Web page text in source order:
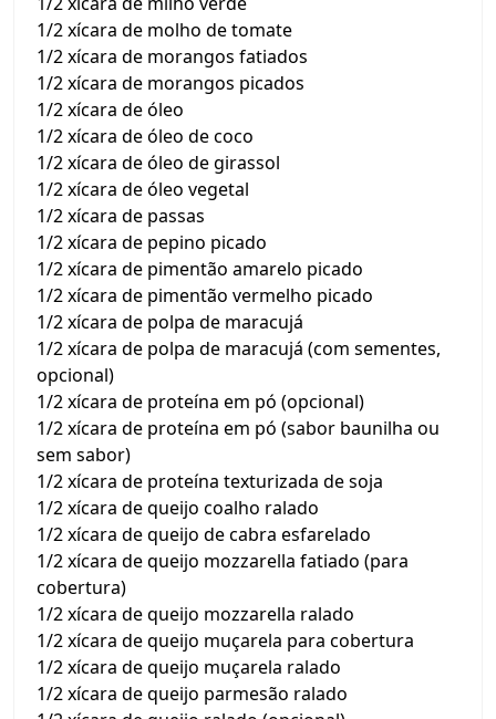
1/2 xícara de molho de tomate
1/2 xícara de morangos fatiados
1/2 xícara de morangos picados
1/2 xícara de óleo
1/2 xícara de óleo de coco
1/2 xícara de óleo de girassol
1/2 xícara de óleo vegetal
1/2 xícara de passas
1/2 xícara de pepino picado
1/2 xícara de pimentão amarelo picado
1/2 xícara de pimentão vermelho picado
1/2 xícara de polpa de maracujá
1/2 xícara de polpa de maracujá (com sementes,
opcional)
1/2 xícara de proteína em pó (opcional)
1/2 xícara de proteína em pó (sabor baunilha ou
sem sabor)
1/2 xícara de proteína texturizada de soja
1/2 xícara de queijo coalho ralado
1/2 xícara de queijo de cabra esfarelado
1/2 xícara de queijo mozzarella fatiado (para
cobertura)
1/2 xícara de queijo mozzarella ralado
1/2 xícara de queijo muçarela para cobertura
1/2 xícara de queijo muçarela ralado
1/2 xícara de queijo parmesão ralado